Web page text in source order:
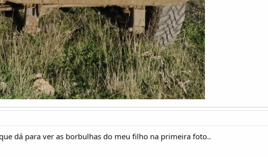
dá para ver as borbulhas do meu filho na primeira foto..